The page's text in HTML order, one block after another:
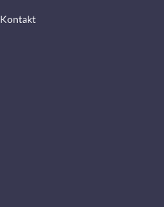
Kontakt